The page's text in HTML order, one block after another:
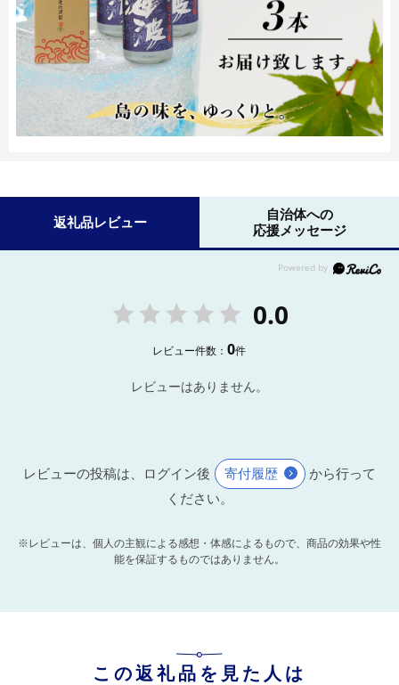
返礼品レビュー
自治体への
応援メッセージ
0.0
レビュー件数：0件
レビューはありません。
レビューの投稿は、ログイン後 寄付履歴
から行って
ください。
※レビューは、個人の主観による感想・体感によるもので、商品の効果や性
能を保証するものではありません。
この返礼品を見た人は